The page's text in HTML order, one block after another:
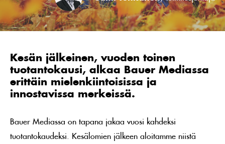
Kesän jälkeinen, vuoden toinen
tuotantokausi, alkaa Bauer Mediassa
erittäin mielenkiintoisissa ja
innostavissa merkeissä.
Bauer Mediassa on tapana jakaa vuosi kahdeksi
tuotantokaudeksi. Kesälomien jälkeen aloitamme niistä